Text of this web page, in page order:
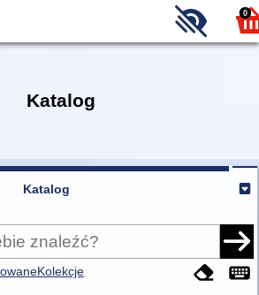
0
Katalog
Katalog
Kolekcje